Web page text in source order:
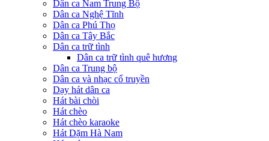
Dân ca Nam Trung Bộ
Dân ca Nghệ Tĩnh
Dân ca Phú Thọ
Dân ca Tây Bắc
Dân ca trữ tình
Dân ca trữ tình quê hương
Dân ca Trung bộ
Dân ca và nhạc cổ truyền
Dạy hát dân ca
Hát bài chòi
Hát chèo
Hát chèo karaoke
Hát Dặm Hà Nam